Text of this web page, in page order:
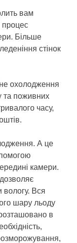
вам
процес
Більше
стінок
охолодження
та поживних
часу,
А це
камери.
вологу. Вся
шару льоду
в